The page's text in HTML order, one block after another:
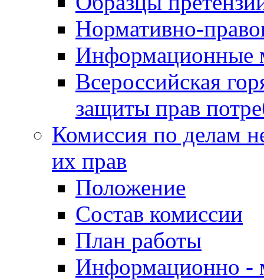
Нормативно-
Информационные
Всероссийская
защиты прав
Комиссия по делам
их прав
Положение
Состав комиссии
План работы
Информационно -